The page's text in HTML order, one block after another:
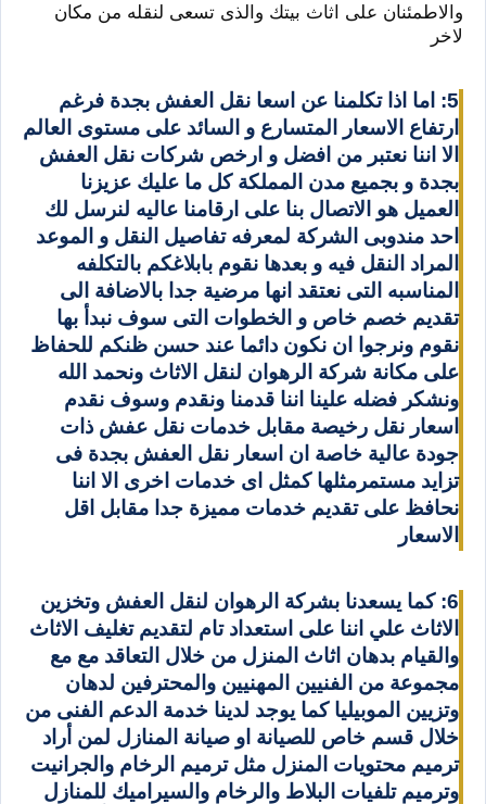
والاطمئنان على اثاث بيتك والذى تسعى لنقله من مكان
لاخر
5: اما اذا تكلمنا عن اسعا نقل العفش بجدة فرغم
ارتفاع الاسعار المتسارع و السائد على مستوى العالم
الا اننا نعتبر من افضل و ارخص شركات نقل العفش
بجدة و بجميع مدن المملكة كل ما عليك عزيزنا
العميل هو الاتصال بنا على ارقامنا عاليه لنرسل لك
احد مندوبى الشركة لمعرفه تفاصيل النقل و الموعد
المراد النقل فيه و بعدها نقوم بابلاغكم بالتكلفه
المناسبه التى نعتقد انها مرضية جدا بالاضافة الى
تقديم خصم خاص و الخطوات التى سوف نبدأ بها
نقوم ونرجوا ان نكون دائما عند حسن ظنكم للحفاظ
على مكانة شركة الرهوان لنقل الاثاث ونحمد الله
ونشكر فضله علينا اننا قدمنا ونقدم وسوف نقدم
اسعار نقل رخيصة مقابل خدمات نقل عفش ذات
جودة عالية خاصة ان اسعار نقل العفش بجدة فى
تزايد مستمرمثلها كمثل اى خدمات اخرى الا اننا
نحافظ على تقديم خدمات مميزة جدا مقابل اقل
الاسعار
6: كما يسعدنا بشركة الرهوان لنقل العفش وتخزين
الاثاث علي اننا على استعداد تام لتقديم تغليف الاثاث
والقيام بدهان اثاث المنزل من خلال التعاقد مع مع
مجموعة من الفنيين المهنيين والمحترفين لدهان
وتزيين الموبيليا كما يوجد لدينا خدمة الدعم الفنى من
خلال قسم خاص للصيانة او صيانة المنازل لمن أراد
ترميم محتويات المنزل مثل ترميم الرخام والجرانيت
وترميم تلفيات البلاط والرخام والسيراميك للمنازل